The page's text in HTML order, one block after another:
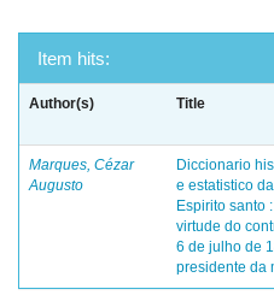
Item hits:
Author(s) Title
Marques, Cézar
Augusto
Diccionario
e estatistico
Espirito santo
virtude do
6 de julho de
presidente da